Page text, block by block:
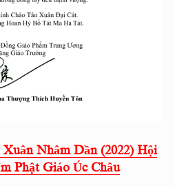
Nhâm Dần (2022) Hội
Phật Giáo Úc Châu